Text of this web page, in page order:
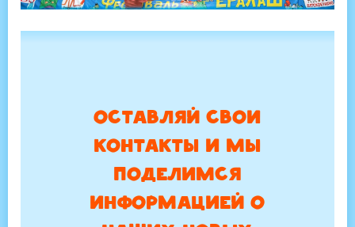
ОСТАВЛЯЙ СВОИ
КОНТАКТЫ И МЫ
ПОДЕЛИМСЯ
ИНФОРМАЦИЕЙ О